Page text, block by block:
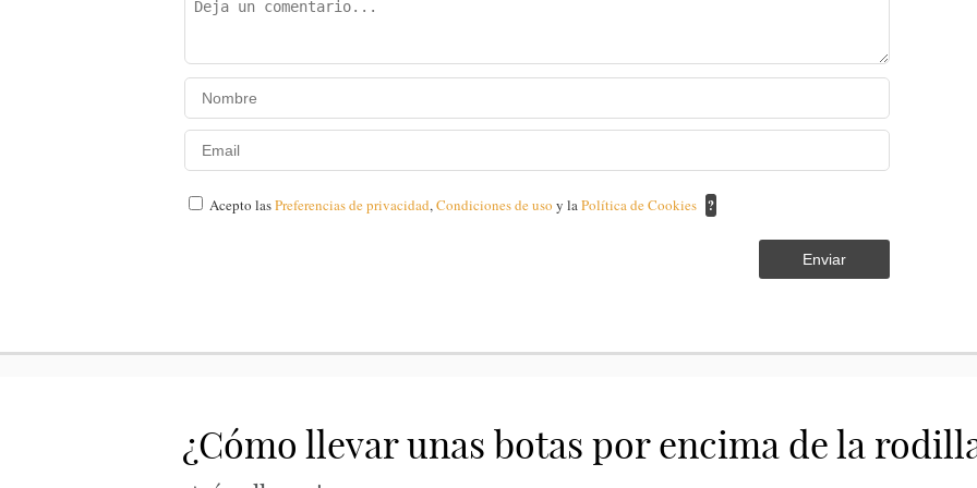
Acepto lasPreferencias de privacidad,Condiciones de usoy laPolítica de Cookies ?
Enviar
¿Cómo llevar unas botas por encima de la